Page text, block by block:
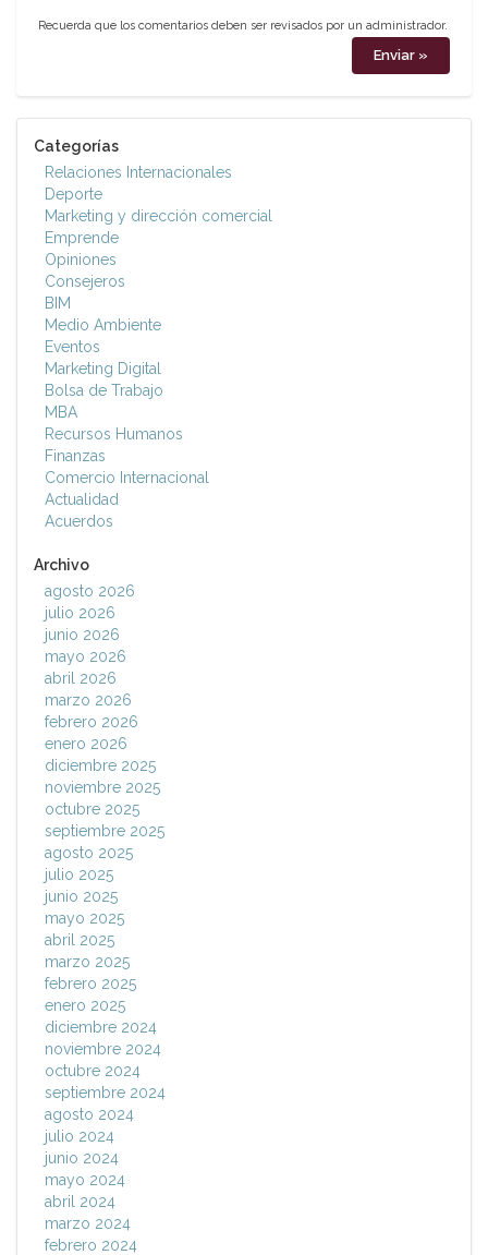
Recuerda que los comentarios deben ser revisados por un administrador.
Categorías
Relaciones Internacionales
Deporte
Marketing y dirección comercial
Emprende
Opiniones
Consejeros
BIM
Medio Ambiente
Eventos
Marketing Digital
Bolsa de Trabajo
MBA
Recursos Humanos
Finanzas
Comercio Internacional
Actualidad
Acuerdos
Archivo
agosto 2026
julio 2026
junio 2026
mayo 2026
abril 2026
marzo 2026
febrero 2026
enero 2026
diciembre 2025
noviembre 2025
octubre 2025
septiembre 2025
agosto 2025
julio 2025
junio 2025
mayo 2025
abril 2025
marzo 2025
febrero 2025
enero 2025
diciembre 2024
noviembre 2024
octubre 2024
septiembre 2024
agosto 2024
julio 2024
junio 2024
mayo 2024
abril 2024
marzo 2024
febrero 2024